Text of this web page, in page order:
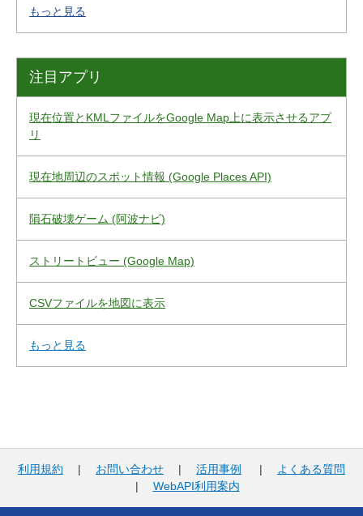
もっと見る
注目アプリ
現在位置とKMLファイルをGoogle Map上に表示させるアプ
リ
現在地周辺のスポット情報 (Google Places API)
隕石破壊ゲーム (阿波ナビ)
ストリートビュー (Google Map)
CSVファイルを地図に表示
もっと見る
利用規約 | お問い合わせ | 活用事例 |
よくある質問
| WebAPI利用案内